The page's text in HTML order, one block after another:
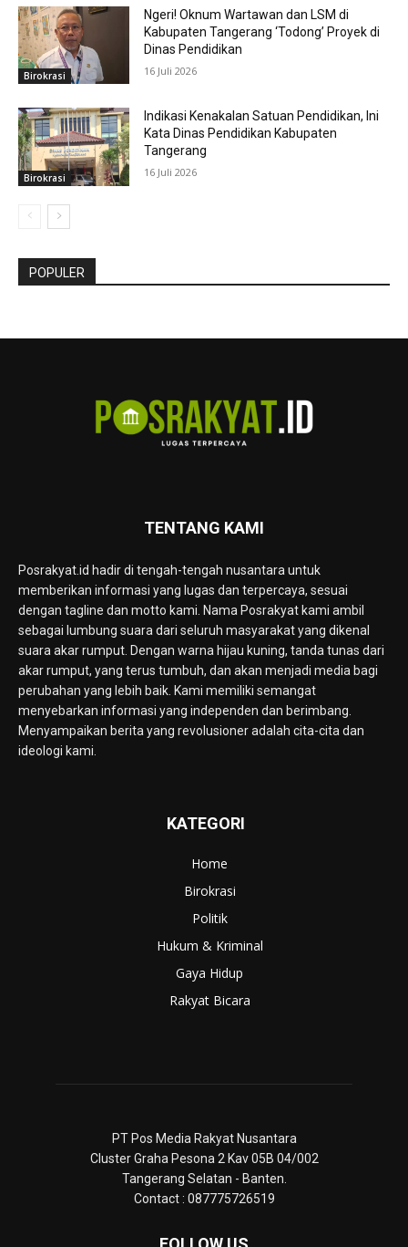
Birokrasi
Ngeri! Oknum Wartawan dan LSM di
Kabupaten Tangerang ‘Todong’ Proyek di
Dinas Pendidikan
16 Juli 2026
Birokrasi
Indikasi Kenakalan Satuan Pendidikan, Ini
Kata Dinas Pendidikan Kabupaten
Tangerang
16 Juli 2026
POPULER
TENTANG KAMI
Posrakyat.id hadir di tengah-tengah nusantara untuk
memberikan informasi yang lugas dan terpercaya, sesuai
dengan tagline dan motto kami. Nama Posrakyat kami ambil
sebagai lumbung suara dari seluruh masyarakat yang dikenal
suara akar rumput. Dengan warna hijau kuning, tanda tunas dari
akar rumput, yang terus tumbuh, dan akan menjadi media bagi
perubahan yang lebih baik. Kami memiliki semangat
menyebarkan informasi yang independen dan berimbang.
Menyampaikan berita yang revolusioner adalah cita-cita dan
ideologi kami.
KATEGORI
Home
Birokrasi
Politik
Hukum & Kriminal
Gaya Hidup
Rakyat Bicara
PT Pos Media Rakyat Nusantara
Cluster Graha Pesona 2 Kav 05B 04/002
Tangerang Selatan - Banten.
Contact : 087775726519